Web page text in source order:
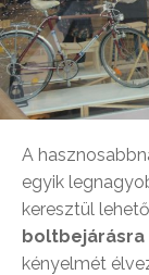
A
egyik
keresztül
boltbejárásra
kényelmét